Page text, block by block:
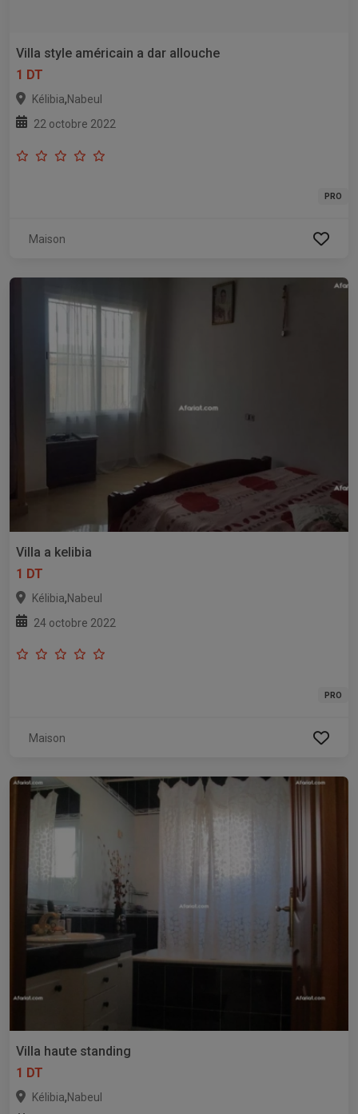
Villa style américain a dar allouche
1 DT
Kélibia,Nabeul
22 octobre 2022
PRO
Maison
Villa a kelibia
1 DT
Kélibia,Nabeul
24 octobre 2022
PRO
Maison
Villa haute standing
1 DT
Kélibia,Nabeul